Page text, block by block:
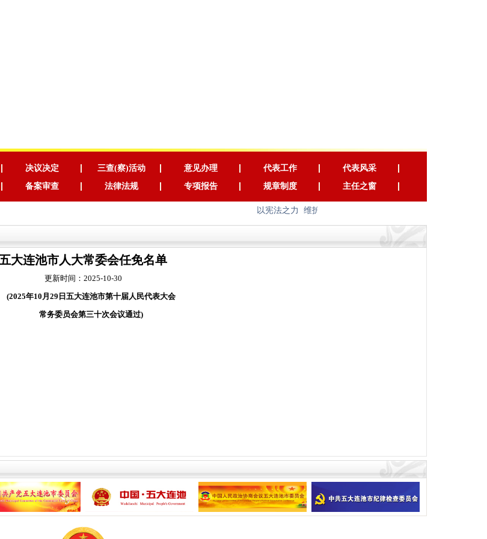
决议决定 三查(察)活动 意见办理 代表工作
代表风采
备案审查 法律法规 专项报告 规章制度 主任之窗
以宪法之力 维护国家长治久安 以宪法之光 照耀人民幸福安康
五大连池市人大常委会任免名单
更新时间：2025-10-30
(2025年10月 29 日五大连池市第十届人民代表大会
常务委员会第三十次会议通过)